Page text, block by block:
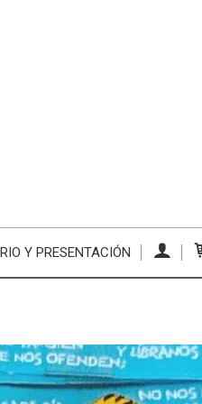
Y PRESENTACIÓN